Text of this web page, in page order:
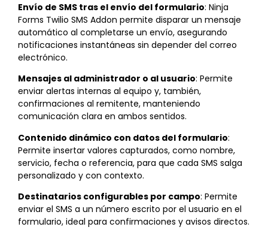
Envío de SMS tras el envío del formulario: Ninja
Forms Twilio SMS Addon permite disparar un mensaje
automático al completarse un envío, asegurando
notificaciones instantáneas sin depender del correo
electrónico.
Mensajes al administrador o al usuario: Permite
enviar alertas internas al equipo y, también,
confirmaciones al remitente, manteniendo
comunicación clara en ambos sentidos.
Contenido dinámico con datos del formulario:
Permite insertar valores capturados, como nombre,
servicio, fecha o referencia, para que cada SMS salga
personalizado y con contexto.
Destinatarios configurables por campo: Permite
enviar el SMS a un número escrito por el usuario en el
formulario, ideal para confirmaciones y avisos directos.